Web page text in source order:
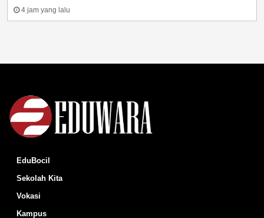
4 jam yang lalu
EduBocil
Sekolah Kita
Vokasi
Kampus